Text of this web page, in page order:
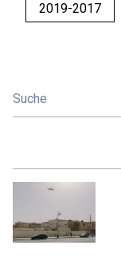
2019-2017